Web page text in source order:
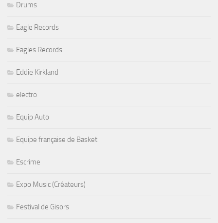
Drums
Eagle Records
Eagles Records
Eddie Kirkland
electro
Equip Auto
Equipe française de Basket
Escrime
Expo Music (Créateurs)
Festival de Gisors